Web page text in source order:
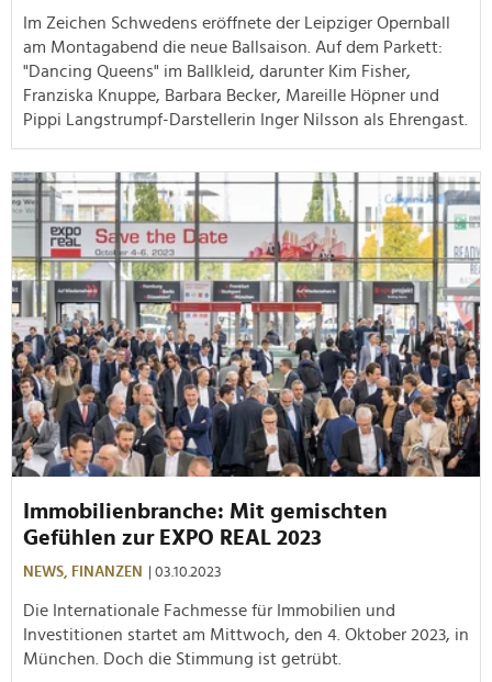
Im Zeichen Schwedens eröffnete der Leipziger Opernball
am Montagabend die neue Ballsaison. Auf dem Parkett:
"Dancing Queens" im Ballkleid, darunter Kim Fisher,
Franziska Knuppe, Barbara Becker, Mareille Höpner und
Pippi Langstrumpf-Darstellerin Inger Nilsson als Ehrengast.
Immobilienbranche: Mit gemischten
Gefühlen zur EXPO REAL 2023
NEWS, FINANZEN | 03.10.2023
Die Internationale Fachmesse für Immobilien und
Investitionen startet am Mittwoch, den 4. Oktober 2023, in
München. Doch die Stimmung ist getrübt.